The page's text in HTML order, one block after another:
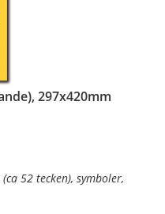
297x420mm
52 tecken), symboler,